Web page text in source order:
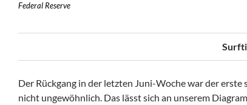
Federal Reserve
Der Rückgang in der letzten Juni-Woche war der
nicht ungewöhnlich. Das lässt sich an unserem